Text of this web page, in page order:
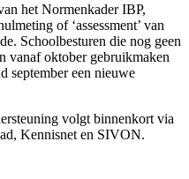
het Normenkader IBP,
of ‘assessment’ van
Schoolbesturen die nog geen
vanaf oktober gebruikmaken
september een nieuwe
volgt binnenkort via
Kennisnet en SIVON.